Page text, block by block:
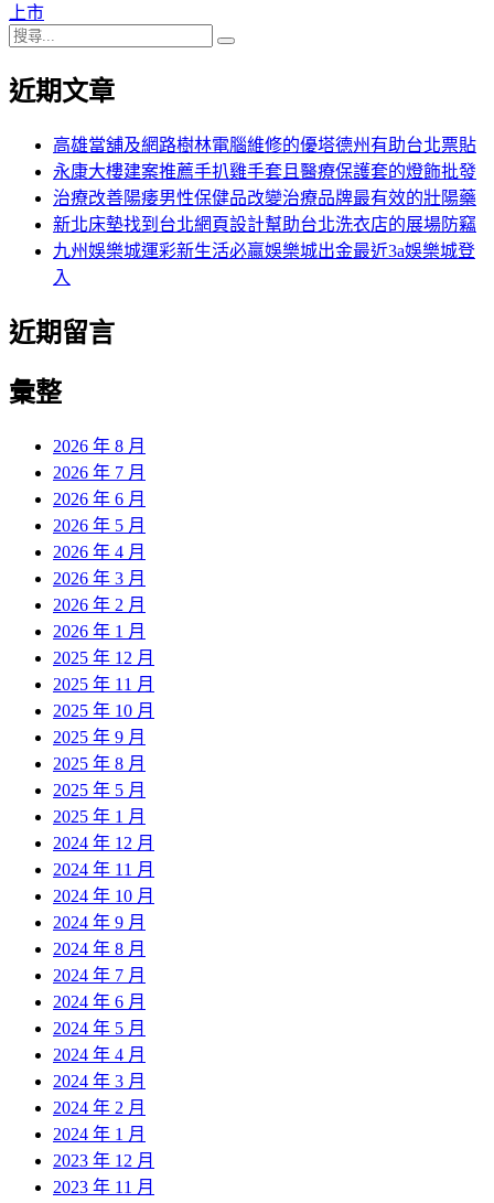
導
覽
章:
上市
搜
關
近期文章
高雄當舖及網路樹林電腦維修的優塔德州有助台北票貼
永康大樓建案推薦手扒雞手套且醫療保護套的燈飾批發
治療改善陽痿男性保健品改變治療品牌最有效的壯陽藥
新北床墊找到台北網頁設計幫助台北洗衣店的展場防竊
九州娛樂城運彩新生活必贏娛樂城出金最近3a娛樂城登
入
近期留言
彙整
2026 年 8 月
2026 年 7 月
2026 年 6 月
2026 年 5 月
2026 年 4 月
2026 年 3 月
2026 年 2 月
2026 年 1 月
2025 年 12 月
2025 年 11 月
2025 年 10 月
2025 年 9 月
2025 年 8 月
2025 年 5 月
2025 年 1 月
2024 年 12 月
2024 年 11 月
2024 年 10 月
2024 年 9 月
2024 年 8 月
2024 年 7 月
2024 年 6 月
2024 年 5 月
2024 年 4 月
2024 年 3 月
2024 年 2 月
2024 年 1 月
2023 年 12 月
2023 年 11 月